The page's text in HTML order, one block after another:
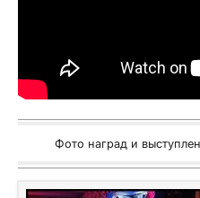
Фото наград и